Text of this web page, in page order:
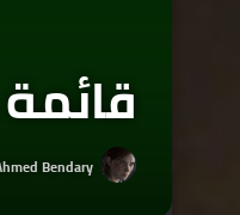
قائمة
Bendary